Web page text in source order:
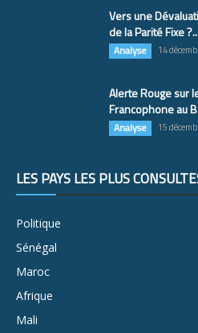
Vers une
de la Parité Fixe
Analyse 14
Alerte Rouge sur
Francophone au
Analyse 15
LES PAYS LES PLUS
Politique
Sénégal
Maroc
Afrique
Mali